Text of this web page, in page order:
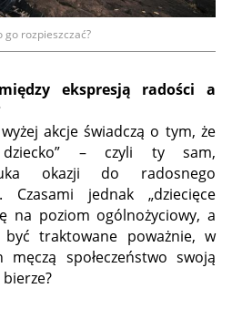
go rozpieszczać?
ekspresją radości a
akcje świadczą o tym, że
dziecko” – czyli ty sam,
okazji do radosnego
Czasami jednak „dziecięce
na poziom ogólnożyciowy, a
traktowane poważnie, w
męczą społeczeństwo swoją